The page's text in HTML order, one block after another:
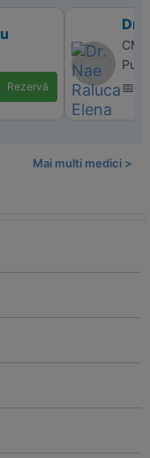
Rezervă
Dr.
CM
📅
Mai multi medici >